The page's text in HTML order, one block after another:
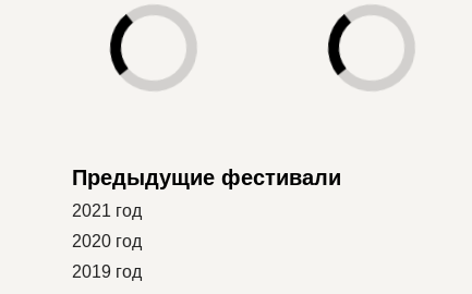
Предыдущие фестивали
2021 год
2020 год
2019 год